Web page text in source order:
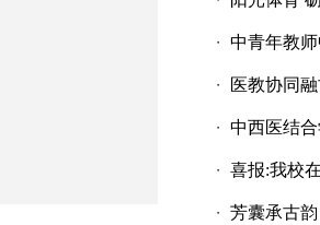
・ 中青年教
・ 医教协同
・ 中西医结
・ 喜报:我校
・ 芳囊承古